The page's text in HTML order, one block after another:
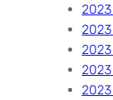
2023
2023
2023
2023
2023